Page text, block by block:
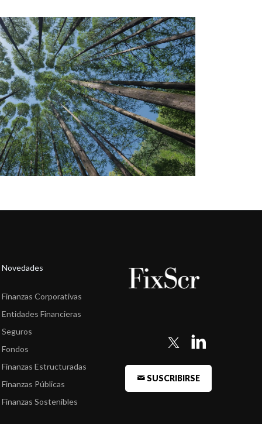
Novedades
Finanzas Corporativas
Entidades Financieras
Seguros
Fondos
Finanzas Estructuradas
Finanzas Públicas
Finanzas Sostenibles
SUSCRIBIRSE